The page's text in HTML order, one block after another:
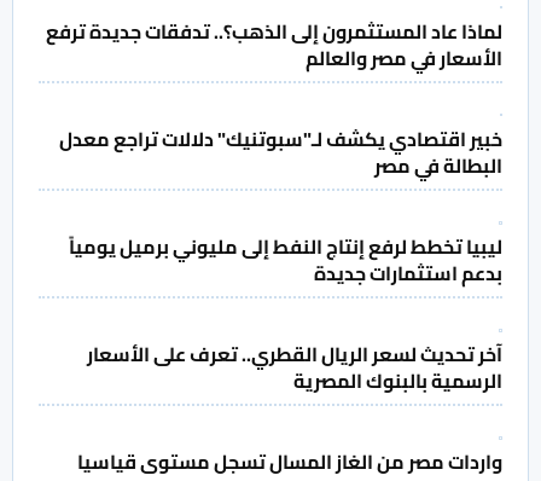
لماذا عاد المستثمرون إلى الذهب؟.. تدفقات جديدة ترفع
الأسعار في مصر والعالم
خبير اقتصادي يكشف لـ"سبوتنيك" دلالات تراجع معدل
البطالة في مصر
ليبيا تخطط لرفع إنتاج النفط إلى مليوني برميل يومياً
بدعم استثمارات جديدة
آخر تحديث لسعر الريال القطري.. تعرف على الأسعار
الرسمية بالبنوك المصرية
واردات مصر من الغاز المسال تسجل مستوى قياسيا